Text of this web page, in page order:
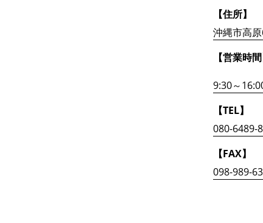
【住所】
沖縄市高
【営業時間
9:30～
【TEL】
080-6489-
【FAX】
098-989-